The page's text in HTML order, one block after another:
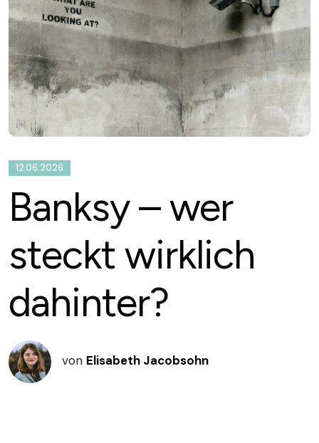
12.06.2026
Banksy – wer
steckt wirklich
dahinter?
von Elisabeth Jacobsohn